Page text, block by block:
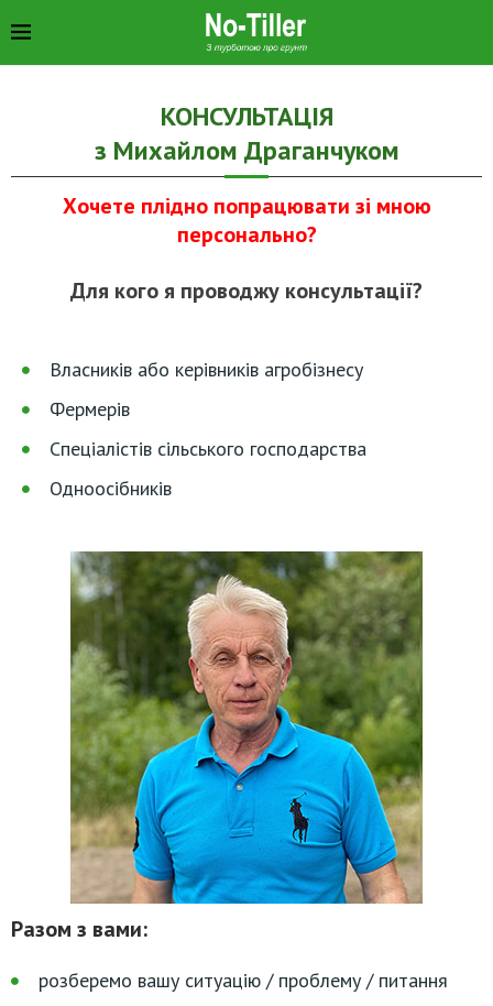
КОНСУЛЬТАЦІЯ
з Михайлом Драганчуком
Хочете плідно попрацювати зі мною
персонально?
Для кого я проводжу консультації?
Власників або керівників агробізнесу
Фермерів
Спеціалістів сільського господарства
Одноосібників
Разом з вами:
розберемо вашу ситуацію / проблему / питання